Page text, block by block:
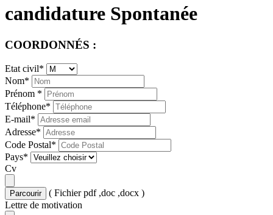
candidature Spontanée
COORDONNÉS :
Etat civil*
Nom*
Prénom *
Téléphone*
E-mail*
Adresse*
Code Postal*
Pays*
Cv
( Fichier pdf ,doc ,docx )
Lettre de motivation